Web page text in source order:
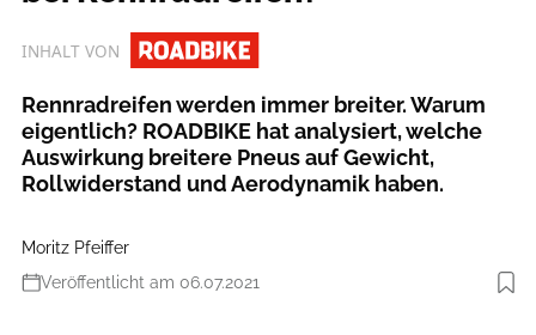
INHALT VON
Rennradreifen werden immer breiter. Warum
eigentlich? ROADBIKE hat analysiert, welche
Auswirkung breitere Pneus auf Gewicht,
Rollwiderstand und Aerodynamik haben.
Moritz Pfeiffer
Veröffentlicht am 06.07.2021
Foto: Benjamin Hahn